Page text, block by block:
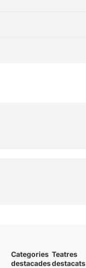
Categories
destacades
Teatres
destacats